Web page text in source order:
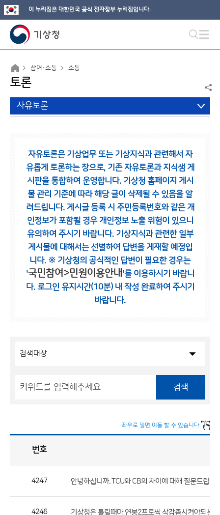
이 누리집은 대한민국 공식 전자정부 누리집입니다.
참여·소통 소통
토론
자유토론
자유토론은 기상업무 또는 기상지식과 관련해서 자
유롭게 토론하는 장으로, 기존 자유토론과 지식샘 게
시판을 통합하여 운영합니다. 기상청 홈페이지 게시
물 관리 기준에 따라 해당 글이 삭제될 수 있음을 알
려드립니다. 게시글 등록 시 주민등록번호와 같은 개
인정보가 포함될 경우 개인정보 노출 위험이 있으니
유의하여 주시기 바랍니다. 기상지식과 관련한 일부
게시물에 대해서는 선별하여 답변을 게재할 예정입
니다. ※ 기상청의 공식적인 답변이 필요한 경우는
'국민참여>민원이용안내 '를 이용하시기 바랍니
다. 로그인 유지시간(10분) 내 작성 완료하여 주시기
바랍니다.
검색
좌우로 밀면 이동 할 수 있습니다.
번호
4247 안녕하십니까. TCU와 CB의 차이에 대해 질문드립니
4246 기상청은 틀릴때마 연봉2프로씩 삭감좀시켜야되는